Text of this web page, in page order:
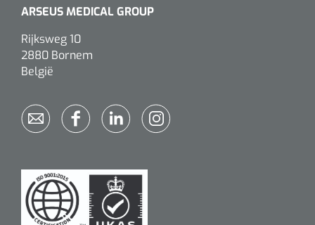
ARSEUS MEDICAL GROUP
Rijksweg 10
2880 Bornem
België